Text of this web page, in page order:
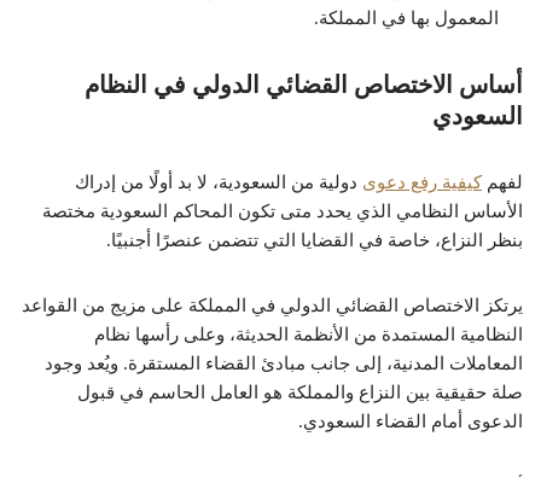
المعمول بها في المملكة.
أساس الاختصاص القضائي الدولي في النظام
السعودي
لفهمكيفية رفع دعوى دولية من السعودية، لا بد أولًا من إدراك
الأساس النظامي الذي يحدد متى تكون المحاكم السعودية مختصة
بنظر النزاع، خاصة في القضايا التي تتضمن عنصرًا أجنبيًا.
يرتكز الاختصاص القضائي الدولي في المملكة على مزيج من القواعد
النظامية المستمدة من الأنظمة الحديثة، وعلى رأسها نظام
المعاملات المدنية، إلى جانب مبادئ القضاء المستقرة. ويُعد وجود
صلة حقيقية بين النزاع والمملكة هو العامل الحاسم في قبول
الدعوى أمام القضاء السعودي.